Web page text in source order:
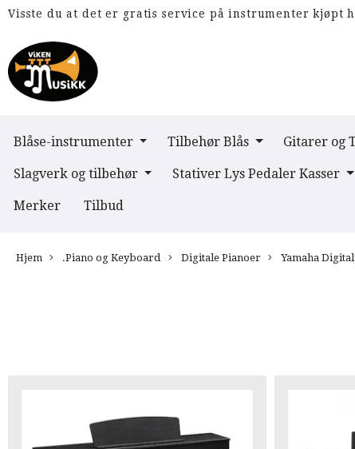
Visste du at det er gratis service på instrumenter kjøpt
Blåse-instrumenter Tilbehør Blås Gitarer og
Slagverk og tilbehør Stativer Lys Pedaler Kasser
Merker Tilbud
Hjem .Piano og Keyboard Digitale Pianoer Yamaha